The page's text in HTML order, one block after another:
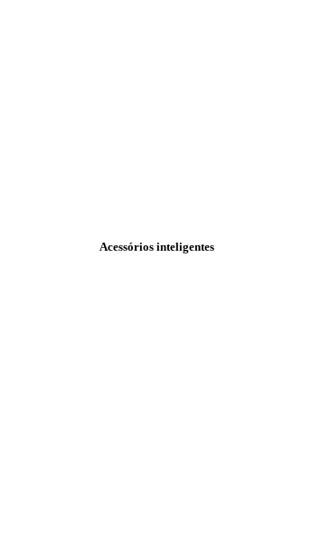
Acessórios inteligentes